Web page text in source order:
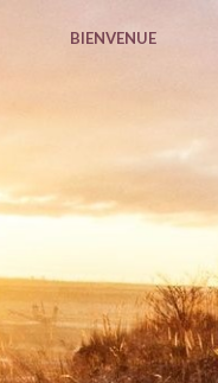
BIENVENUE